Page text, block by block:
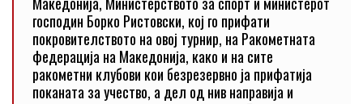
господин Борко Ристовски, кој го прифати
покровителството на овој турнир, на Ракометната
федерација на Македонија, како и на сите
ракометни клубови кои безрезервно ја прифатија
поканата за учество, а дел од нив направија и